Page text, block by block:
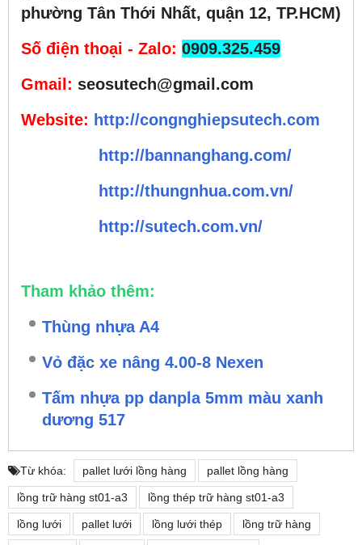
phường Tân Thới Nhất, quận 12, TP.HCM)
Số điện thoại - Zalo: 0909.325.459
Gmail: seosutech@gmail.com
Website: http://congnghiepsutech.com
http://bannanghang.com/
http://thungnhua.com.vn/
http://sutech.com.vn/
Tham khảo thêm:
Thùng nhựa A4
Vỏ đặc xe nâng 4.00-8 Nexen
Tấm nhựa pp danpla 5mm màu xanh
dương 517
Từ khóa: pallet lưới lồng hàng pallet lồng hàng
lồng trữ hàng st01-a3 lồng thép trữ hàng st01-a3
lồng lưới pallet lưới lồng lưới thép lồng trữ hàng